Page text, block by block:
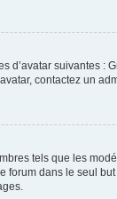
suivantes :
contactez un
tels que les
forum dans le seul